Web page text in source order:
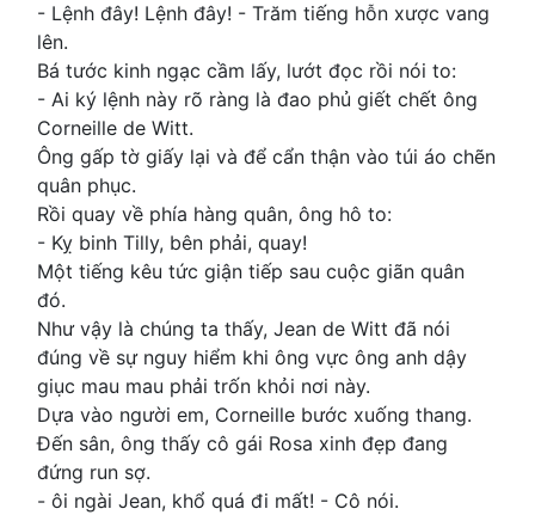
- Lệnh đây! Lệnh đây! - Trăm tiếng hỗn xược vang
lên.
Bá tước kinh ngạc cầm lấy, lướt đọc rồi nói to:
- Ai ký lệnh này rõ ràng là đao phủ giết chết ông
Corneille de Witt.
Ông gấp tờ giấy lại và để cẩn thận vào túi áo chẽn
quân phục.
Rồi quay về phía hàng quân, ông hô to:
- Kỵ binh Tilly, bên phải, quay!
Một tiếng kêu tức giận tiếp sau cuộc giãn quân
đó.
Như vậy là chúng ta thấy, Jean de Witt đã nói
đúng về sự nguy hiểm khi ông vực ông anh dậy
giục mau mau phải trốn khỏi nơi này.
Dựa vào người em, Corneille bước xuống thang.
Đến sân, ông thấy cô gái Rosa xinh đẹp đang
đứng run sợ.
- ôi ngài Jean, khổ quá đi mất! - Cô nói.